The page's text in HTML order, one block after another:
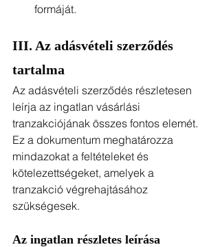
formáját.
III. Az adásvételi szerződés
tartalma
Az adásvételi szerződés részletesen
leírja az ingatlan vásárlási
tranzakciójának összes fontos elemét.
Ez a dokumentum meghatározza
mindazokat a feltételeket és
kötelezettségeket, amelyek a
tranzakció végrehajtásához
szükségesek.
Az ingatlan részletes leírása